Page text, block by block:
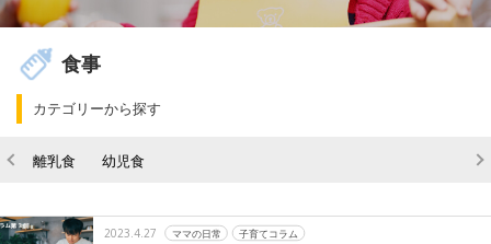
食事
カテゴリーから探す
離乳食 幼児食
2023.4.27 ママの日常 子育てコラム